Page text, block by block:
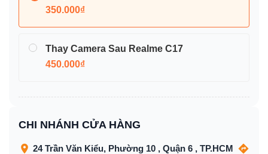
350.000₫
Thay Camera Sau Realme C17
450.000₫
CHI NHÁNH CỬA HÀNG
24 Trần Văn Kiểu, Phường 10 , Quận 6 , TP.HCM